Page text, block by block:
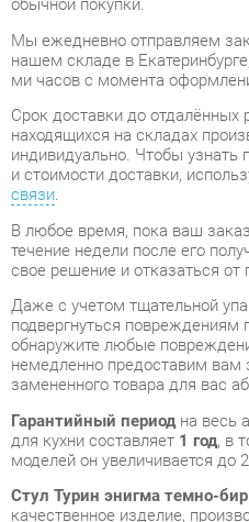
Срок доставки до отдалённых
находящихся на складах
индивидуально. Чтобы узнать
и стоимости доставки,
связи .
В любое время, пока ваш заказ
течение недели после его
свое решение и отказаться от
подвергнуться повреждениям
обнаружите любые
немедленно предоставим вам
Гарантийный периодна весь
для кухни составляет1 год, в
моделей он увеличивается до 2
Стул Турин энигма темно-
качественное изделие,
соответствии с действующими
стандартами.
Нам будет приятно, если вы
новым приобретением и решите